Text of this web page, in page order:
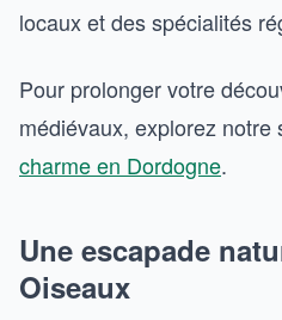
locaux et des spécialités
Pour prolonger votre
médiévaux, explorez notre
charme en Dordogne.
Une escapade
Oiseaux